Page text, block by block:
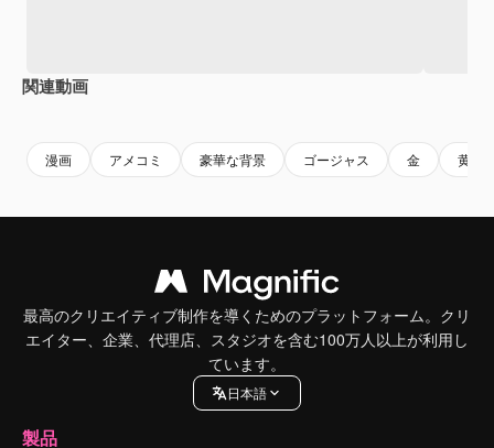
関連動画
漫画 アメコミ 豪華な背景 ゴージャス 金 黄金
最高のクリエイティブ制作を導くためのプラットフォーム。クリ
エイター、企業、代理店、スタジオを含む100万人以上が利用し
ています。
日本語
製品